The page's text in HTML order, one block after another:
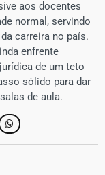
aos docentes
normal, servindo
carreira no país.
enfrente
de um teto
sólido para dar
de aula.